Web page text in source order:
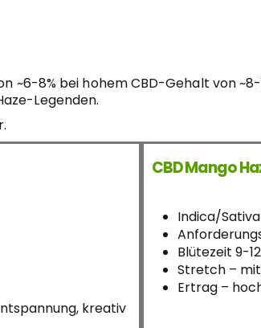
~6-8% bei hohem CBD-Gehalt von ~8-
Legenden.
kreativ
CBD Mango
Indica/
Blütezeit 9-
Stretch –
Ertrag –